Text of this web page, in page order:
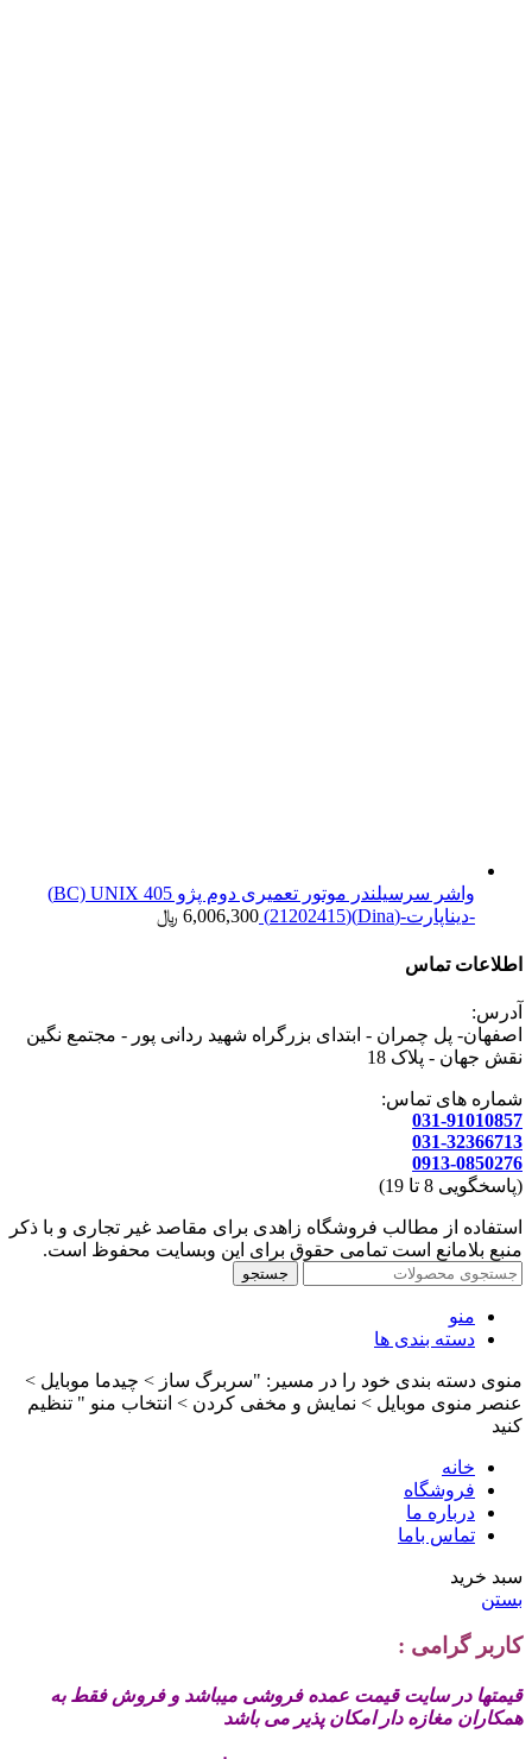
واشر سرسیلندر موتور تعمیری دوم پژو 405 BC) UNIX)
-دیناپارت-(Dina)(21202415)
6,006,300 ﷼
اطلاعات تماس
آدرس:
اصفهان- پل چمران - ابتدای بزرگراه شهید ردانی پور - مجتمع نگین
نقش جهان - پلاک 18
شماره های تماس:
031-91010857
031-32366713
0913-0850276
(پاسخگویی 8 تا 19)
استفاده از مطالب فروشگاه زاهدی برای مقاصد غیر تجاری و با ذکر
منبع بلامانع است تمامی حقوق برای این وبسایت محفوظ است.
جستجو
منو
دسته بندی ها
منوی دسته بندی خود را در مسیر: "سربرگ ساز > چیدما موبایل >
عنصر منوی موبایل > نمایش و مخفی کردن > انتخاب منو " تنظیم
کنید
خانه
فروشگاه
درباره ما
تماس باما
سبد خرید
بستن
کاربر گرامی :
قیمتها در سایت قیمت عمده فروشی میباشد و فروش فقط به
همکاران مغازه دار امکان پذیر می باشد